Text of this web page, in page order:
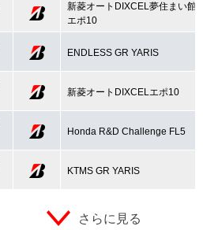
新菱オートDIXCEL夢住まい館
エポ10
ENDLESS GR YARIS
新菱オートDIXCELエポ10
Honda R&D Challenge FL5
KTMS GR YARIS
さらに見る